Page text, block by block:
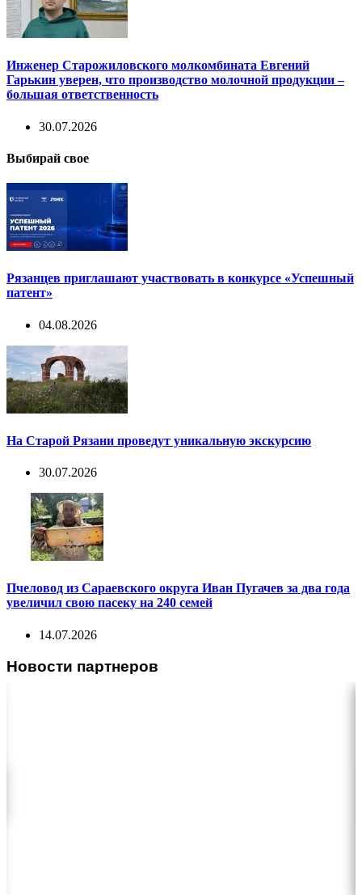
Инженер Старожиловского молкомбината Евгений
Гарькин уверен, что производство молочной продукции –
большая ответственность
30.07.2026
Выбирай свое
Рязанцев приглашают участвовать в конкурсе «Успешный
патент»
04.08.2026
На Старой Рязани проведут уникальную экскурсию
30.07.2026
Пчеловод из Сараевского округа Иван Пугачев за два года
увеличил свою пасеку на 240 семей
14.07.2026
Новости партнеров